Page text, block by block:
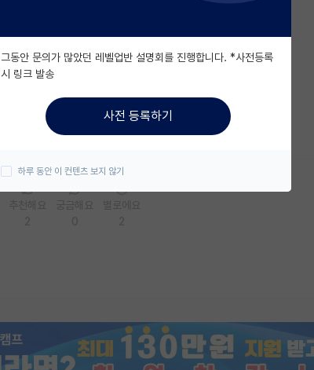
그동안 문의가 많았던 레벨업반 설명회를 진행합니다. *사전등록
시 링크 발송
사전 등록하기
하루 동안 이 컨텐츠 보지 않기